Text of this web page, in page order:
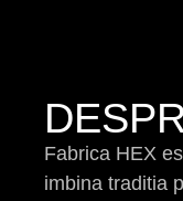
Fabrica HEX
imbina traditia